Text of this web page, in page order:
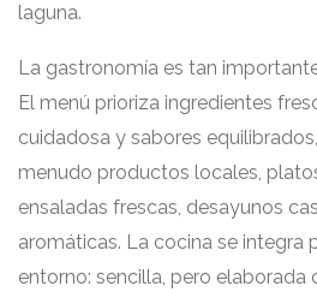
laguna.
La gastronomía es tan
El menú prioriza ingredientes
cuidadosa y sabores
menudo productos locales,
ensaladas frescas, desayunos
aromáticas. La cocina se integra
entorno: sencilla, pero